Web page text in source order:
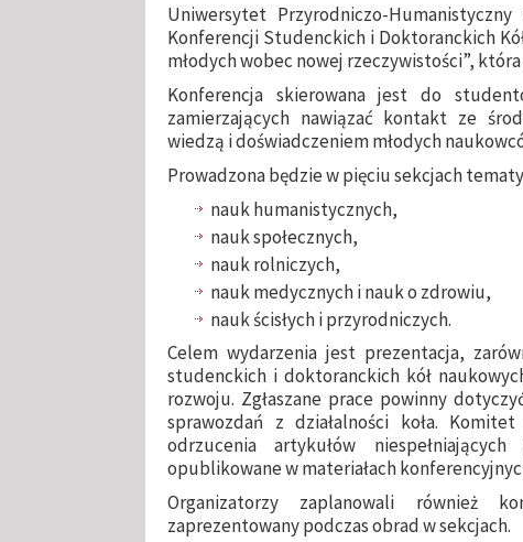
Uniwersytet Przyrodniczo-
Konferencji Studenckich i Doktoranckich
młodych wobec nowej rzeczywistości”,
Konferencja skierowana jest do
zamierzających nawiązać kontakt ze
wiedzą i doświadczeniem młodych
Prowadzona będzie w pięciu sekcjach
nauk humanistycznych,
nauk społecznych,
nauk rolniczych,
nauk medycznych i nauk o zdrowiu,
nauk ścisłych i przyrodniczych.
Celem wydarzenia jest prezentacja,
studenckich i doktoranckich kół
rozwoju. Zgłaszane prace powinny
sprawozdań z działalności koła.
odrzucenia artykułów
opublikowane w materiałach
Organizatorzy zaplanowali również
zaprezentowany podczas obrad w sekcjach.